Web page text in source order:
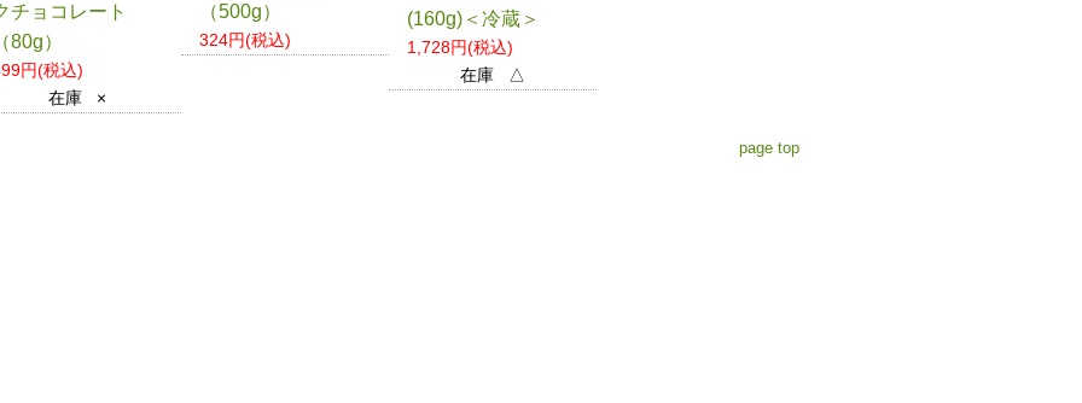
チョコレート
80g）
円(税込)
在庫 ×
（500g）
324円(税込)
(160g)＜冷蔵＞
1,728円(税込)
在庫 △
page top